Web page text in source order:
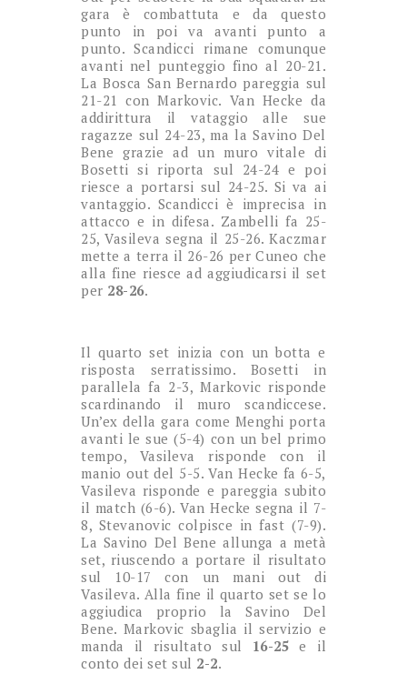
gara è combattuta e da questo
punto in poi va avanti punto a
punto. Scandicci rimane comunque
avanti nel punteggio fino al 20-21.
La Bosca San Bernardo pareggia sul
21-21 con Markovic. Van Hecke da
addirittura il vataggio alle sue
ragazze sul 24-23, ma la Savino Del
Bene grazie ad un muro vitale di
Bosetti si riporta sul 24-24 e poi
riesce a portarsi sul 24-25. Si va ai
vantaggio. Scandicci è imprecisa in
attacco e in difesa. Zambelli fa 25-
25, Vasileva segna il 25-26. Kaczmar
mette a terra il 26-26 per Cuneo che
alla fine riesce ad aggiudicarsi il set
per 28-26.
Il quarto set inizia con un botta e
risposta serratissimo. Bosetti in
parallela fa 2-3, Markovic risponde
scardinando il muro scandiccese.
Un’ex della gara come Menghi porta
avanti le sue (5-4) con un bel primo
tempo, Vasileva risponde con il
manio out del 5-5. Van Hecke fa 6-5,
Vasileva risponde e pareggia subito
il match (6-6). Van Hecke segna il 7-
8, Stevanovic colpisce in fast (7-9).
La Savino Del Bene allunga a metà
set, riuscendo a portare il risultato
sul 10-17 con un mani out di
Vasileva. Alla fine il quarto set se lo
aggiudica proprio la Savino Del
Bene. Markovic sbaglia il servizio e
manda il risultato sul 16-25 e il
conto dei set sul 2-2.